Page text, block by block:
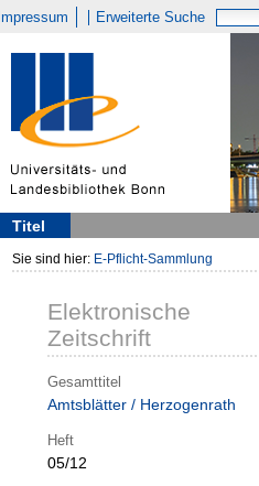
Impressum Erweiterte Suche
Titel
Sie sind hier: E-Pflicht-Sammlung
Elektronische
Zeitschrift
Gesamttitel
Amtsblätter / Herzogenrath
Heft
05/12